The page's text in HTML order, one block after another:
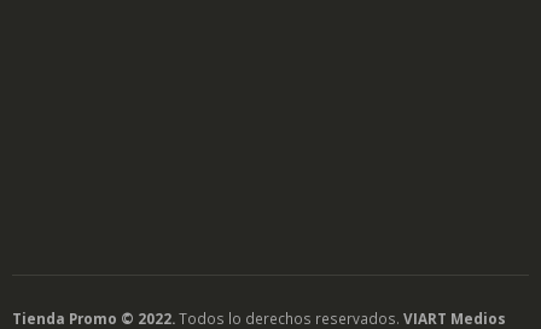
Tienda Promo © 2022.Todos lo derechos reservados. VIART Medios